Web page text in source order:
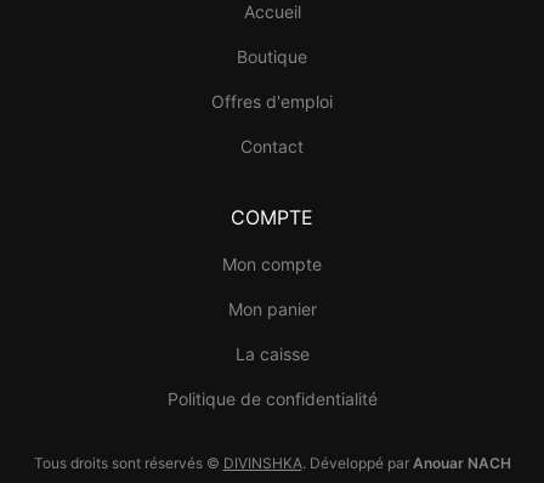
Accueil
Boutique
Offres d'emploi
Contact
COMPTE
Mon compte
Mon panier
La caisse
Politique de confidentialité
Tous droits sont réservés © DIVINSHKA. Développé par Anouar NACH